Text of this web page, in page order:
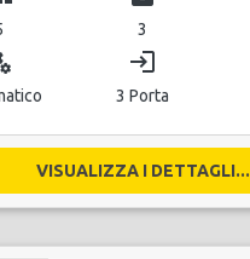
3
login
3 Porta
VISUALIZZA I DETTAGLI...